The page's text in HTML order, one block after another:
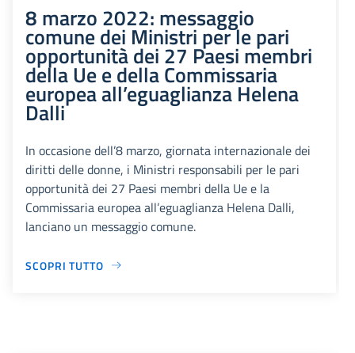
8 marzo 2022: messaggio
comune dei Ministri per le pari
opportunità dei 27 Paesi membri
della Ue e della Commissaria
europea all’eguaglianza Helena
Dalli
In occasione dell’8 marzo, giornata internazionale dei
diritti delle donne, i Ministri responsabili per le pari
opportunità dei 27 Paesi membri della Ue e la
Commissaria europea all’eguaglianza Helena Dalli,
lanciano un messaggio comune.
SCOPRI TUTTO